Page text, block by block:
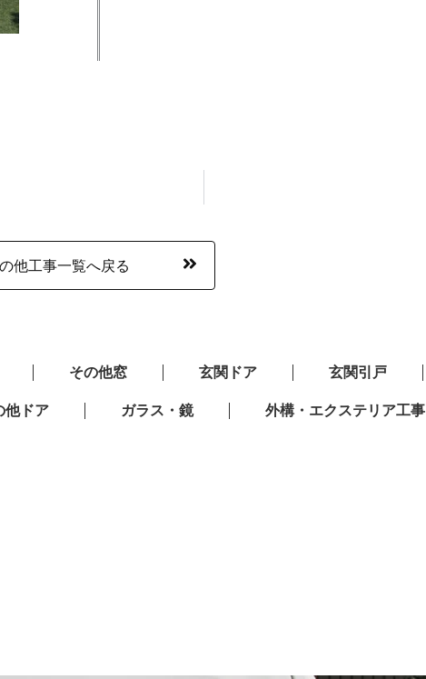
他工事一覧へ戻る
その他窓 玄関ドア 玄関引戸
他ドア ガラス・鏡 外構・エクステリア工事